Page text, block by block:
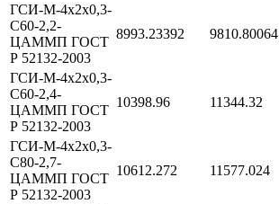
ГСИ-М-4х2х0,3-
С60-2,2-
ЦАММП ГОСТ
Р 52132-2003
8993.23392 9810.80064
ГСИ-М-4х2х0,3-
С60-2,4-
ЦАММП ГОСТ
Р 52132-2003
10398.96 11344.32
ГСИ-М-4х2х0,3-
С80-2,7-
ЦАММП ГОСТ
Р 52132-2003
10612.272 11577.024